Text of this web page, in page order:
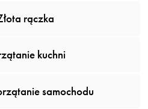
rączka
kuchni
samochodu